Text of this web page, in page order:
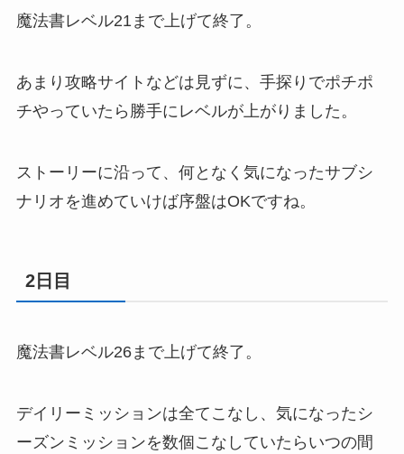
魔法書レベル21まで上げて終了。
あまり攻略サイトなどは見ずに、手探りでポチポ
チやっていたら勝手にレベルが上がりました。
ストーリーに沿って、何となく気になったサブシ
ナリオを進めていけば序盤はOKですね。
2日目
魔法書レベル26まで上げて終了。
デイリーミッションは全てこなし、気になったシ
ーズンミッションを数個こなしていたらいつの間